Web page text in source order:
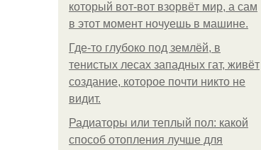
который вот-вот взорвёт мир, а сам
в этот момент ночуешь в машине.
Где-то глубоко под землёй, в
тенистых лесах западных гат, живёт
создание, которое почти никто не
видит.
Радиаторы или теплый пол: какой
способ отопления лучше для